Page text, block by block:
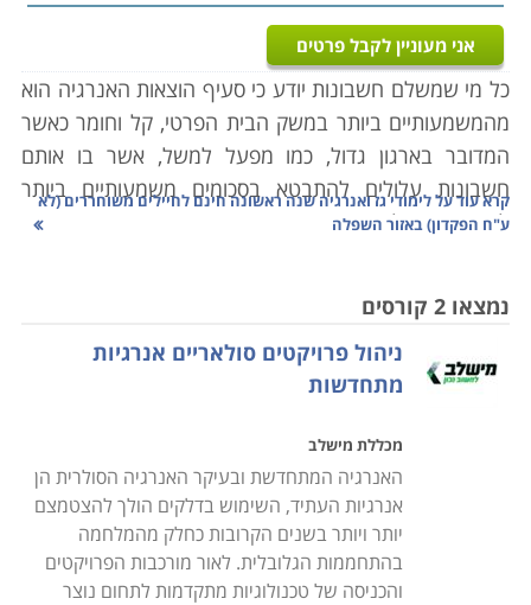
אני מעוניין לקבל פרטים
כל מי שמשלם חשבונות יודע כי סעיף הוצאות האנרגיה הוא
מהמשמעותיים ביותר במשק הבית הפרטי, קל וחומר כאשר
המדובר בארגון גדול, כמו מפעל למשל, אשר בו אותם
חשבונות עלולים להתבטא בסכומים משמעותיים ביותר
לאורך זמן. לימודי גז ואנרגיה אינם חיוניים כאשר אנו
ההבדלים במחירים בין המקורות האנרגטיים השונים גם הם
אינם דרמטיים, והפתרונות הלוגיסטיים אינם מורכבים
במיוחד. במקרה המסובך יתבטא הדבר למשל בהתקנת
אלא שכאמור, כאשר מדובר בארגון גדול, הצורך כמויות רבות
של אנרגיה, כל אחוז בתמחיר יתבטא בכסף רב, וכל שינוי
במקור האנרגטי מחייב תשתית אחרת, הערכות מורכבת,
וצורך בהתאמה של הבקרה העתידית על אותה תשתית,
שנועדה לשמש לאורך שנים. אי לכך, התשתית האנרגטית
קרא עוד עללימודי גז ואנרגיה שנה ראשונה חינם לחיילים משוחררים (לא
ע"ח הפקדון) באזור השפלה
נמצאו 2 קורסים
ניהול פרויקטים סולאריים אנרגיות
מתחדשות
מכללת מישלב
האנרגיה המתחדשת ובעיקר האנרגיה הסולרית הן
אנרגיות העתיד, השימוש בדלקים הולך להצטמצם
יותר ויותר בשנים הקרובות כחלק מהמלחמה
בהתחממות הגלובלית. לאור מורכבות הפרויקטים
והכניסה של טכנולוגיות מתקדמות לתחום נוצר